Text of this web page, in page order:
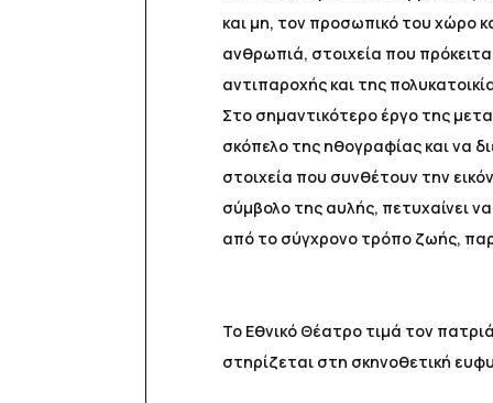
και μη, τον προσωπικό του χώρο
ανθρωπιά, στοιχεία που
αντιπαροχής και της
Στο σημαντικότερο έργο της
σκόπελο της ηθογραφίας και να
στοιχεία που συνθέτουν την
σύμβολο της αυλής, πετυχαίνει
από το σύγχρονο τρόπο ζωής,
Το Εθνικό Θέατρο τιμά τον
στηρίζεται στη σκηνοθετική